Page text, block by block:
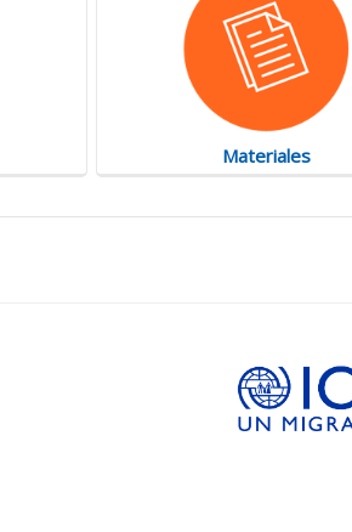
Materiales